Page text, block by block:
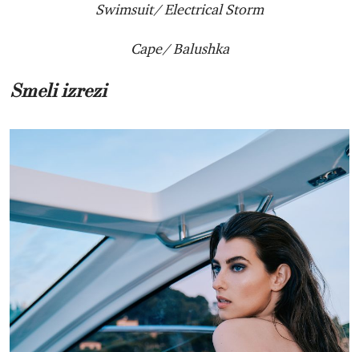
Swimsuit/ Electrical Storm
Cape/ Balushka
Smeli izrezi